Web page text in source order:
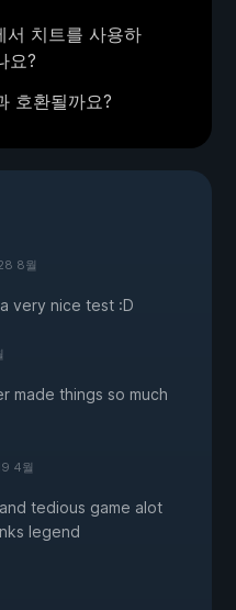
치트를 사용하
요?
호환될까요?
8월
very nice test :D
made things so much
4월
tedious game alot
legend